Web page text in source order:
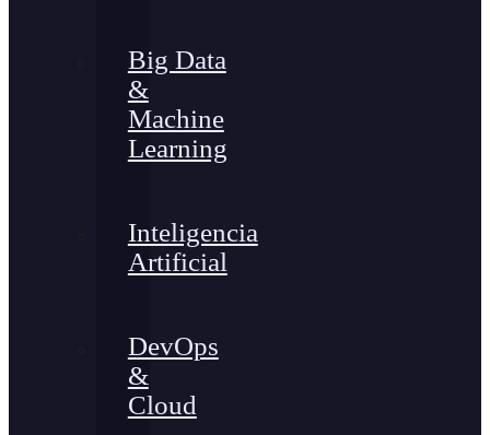
Big Data
&
Machine
Learning
Inteligencia
Artificial
DevOps
&
Cloud